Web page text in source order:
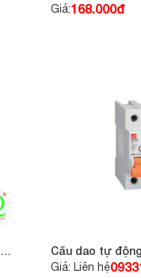
2P 20A 6KA
Giá:168.000đ
Cầu dao tự
16A 6KA
Giá: Liên hệ